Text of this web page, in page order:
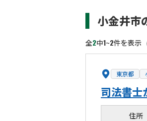
狛江市
贈与税
小金井市
全2中1~2件を表示
東京都
司法書士
住所